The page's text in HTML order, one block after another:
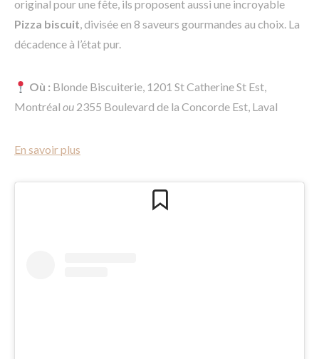
original pour une fête, ils proposent aussi une incroyable
Pizza biscuit, divisée en 8 saveurs gourmandes au choix. La
décadence à l’état pur.
Où : Blonde Biscuiterie, 1201 St Catherine St Est,
Montréal ou 2355 Boulevard de la Concorde Est, Laval
En savoir plus